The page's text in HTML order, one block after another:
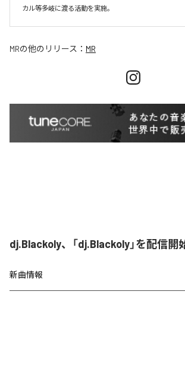
カル等多岐に渡る活動を実施。
MRの他のリリース： MR
dj.Blackoly、「dj.Blackoly」を配信開
新曲情報